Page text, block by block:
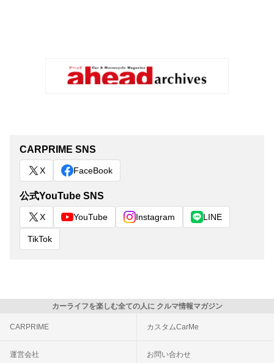
CARPRIME SNS
X FaceBook
公式YouTube SNS
X YouTube Instagram LINE
TikTok
カーライフを楽しむ全ての人に クルマ情報マガジン
CARPRIME カスタムCarMe
運営会社 お問い合わせ